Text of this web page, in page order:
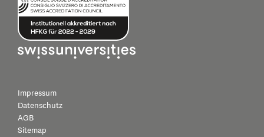
Impressum
Datenschutz
AGB
Sitemap